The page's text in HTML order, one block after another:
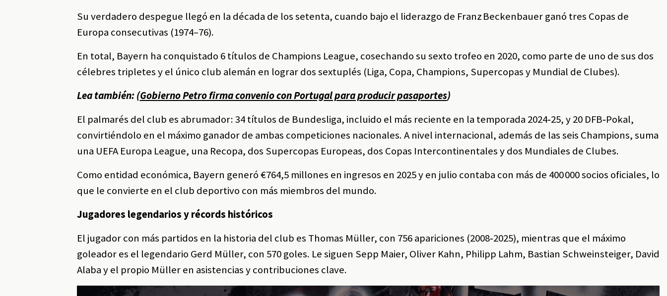
Su verdadero despegue llegó en la década de los setenta, cuando bajo el liderazgo de Franz Beckenbauer ganó tres Copas de
Europa consecutivas (1974–76).
En total, Bayern ha conquistado 6 títulos de Champions League, cosechando su sexto trofeo en 2020, como parte de uno de sus dos
célebres tripletes y el único club alemán en lograr dos sextuplés (Liga, Copa, Champions, Supercopas y Mundial de Clubes).
Lea también: (Gobierno Petro firma convenio con Portugal para producir pasaportes)
El palmarés del club es abrumador: 34 títulos de Bundesliga, incluido el más reciente en la temporada 2024‑25, y 20 DFB‑Pokal,
convirtiéndolo en el máximo ganador de ambas competiciones nacionales. A nivel internacional, además de las seis Champions, suma
una UEFA Europa League, una Recopa, dos Supercopas Europeas, dos Copas Intercontinentales y dos Mundiales de Clubes.
Como entidad económica, Bayern generó €764,5 millones en ingresos en 2025 y en julio contaba con más de 400 000 socios oficiales, lo
que le convierte en el club deportivo con más miembros del mundo.
Jugadores legendarios y récords históricos
El jugador con más partidos en la historia del club es Thomas Müller, con 756 apariciones (2008‑2025), mientras que el máximo
goleador es el legendario Gerd Müller, con 570 goles. Le siguen Sepp Maier, Oliver Kahn, Philipp Lahm, Bastian Schweinsteiger, David
Alaba y el propio Müller en asistencias y contribuciones clave.